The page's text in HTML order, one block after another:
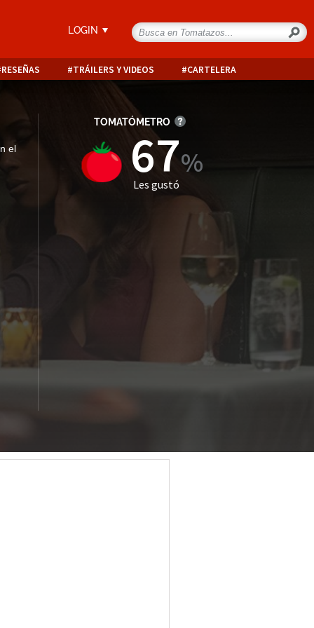
LOGIN
RESEÑAS TRÁILERS Y VIDEOS CARTELERA
el
TOMATÓMETRO
67
Les gustó